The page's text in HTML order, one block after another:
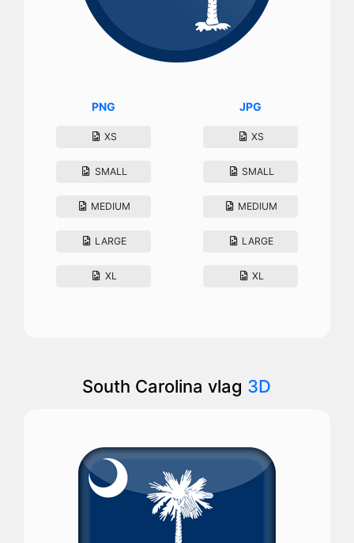
PNG
XS
SMALL
MEDIUM
LARGE
XL
JPG
XS
SMALL
MEDIUM
LARGE
XL
South Carolina vlag 3D